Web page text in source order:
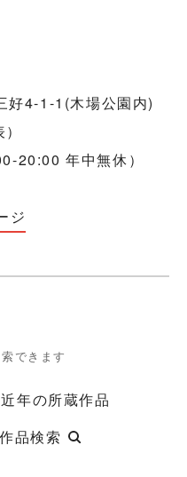
好4-1-1(木場公園内)
20:00 年中無休）
ジ
できます
近年の所蔵作品
作品検索